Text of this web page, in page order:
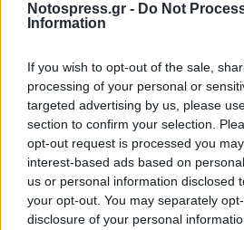
Notospress.gr - Do Not
Information
If you wish to opt-out of the sale,
processing of your personal or
targeted advertising by us, please
section to confirm your selection.
opt-out request is processed you
interest-based ads based on
us or personal information disclosed
your opt-out. You may separately
disclosure of your personal